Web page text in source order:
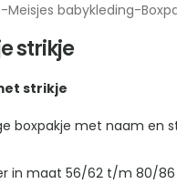
-Meisjes babykleding-
strikje
strikje
boxpakje met naam en
in maat 56/62 t/m 80/86